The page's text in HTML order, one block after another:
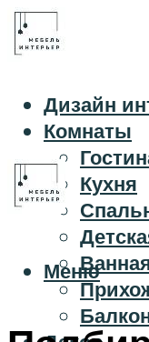
Дизайн
Комнаты
Кухня
Меню